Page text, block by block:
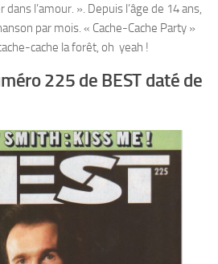
dans l’amour. ». Depuis l’âge de 14 ans,
par mois. « Cache-Cache Party »
cache la forêt, oh yeah !
225 de BEST daté de